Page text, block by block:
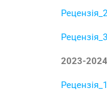
2023-2024